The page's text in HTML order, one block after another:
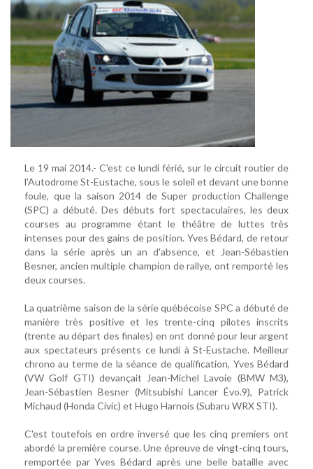
Le 19 mai 2014.- C'est ce lundi férié, sur le circuit routier de
l'Autodrome St-Eustache, sous le soleil et devant une bonne
foule, que la saison 2014 de Super production Challenge
(SPC) a débuté. Des débuts fort spectaculaires, les deux
courses au programme étant le théâtre de luttes très
intenses pour des gains de position. Yves Bédard, de retour
dans la série après un an d'absence, et Jean-Sébastien
Besner, ancien multiple champion de rallye, ont remporté les
deux courses.
La quatrième saison de la série québécoise SPC a débuté de
manière très positive et les trente-cinq pilotes inscrits
(trente au départ des finales) en ont donné pour leur argent
aux spectateurs présents ce lundi à St-Eustache. Meilleur
chrono au terme de la séance de qualification, Yves Bédard
(VW Golf GTI) devançait Jean-Michel Lavoie (BMW M3),
Jean-Sébastien Besner (Mitsubishi Lancer Évo.9), Patrick
Michaud (Honda Civic) et Hugo Harnois (Subaru WRX STI).
C'est toutefois en ordre inversé que les cinq premiers ont
abordé la première course. Une épreuve de vingt-cinq tours,
remportée par Yves Bédard après une belle bataille avec